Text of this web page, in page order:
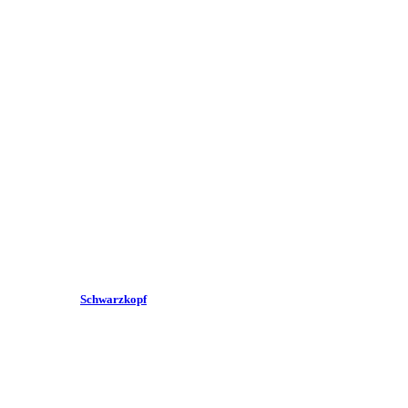
Schwarzkopf